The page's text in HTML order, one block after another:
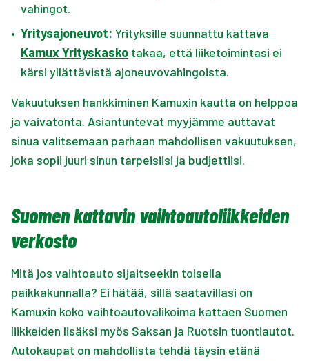
vahingot.
• Yritysajoneuvot: Yrityksille suunnattu kattava
Kamux Yrityskasko takaa, että liiketoimintasi ei
kärsi yllättävistä ajoneuvovahingoista.
Vakuutuksen hankkiminen Kamuxin kautta on helppoa
ja vaivatonta. Asiantuntevat myyjämme auttavat
sinua valitsemaan parhaan mahdollisen vakuutuksen,
joka sopii juuri sinun tarpeisiisi ja budjettiisi.
Suomen kattavin vaihtoautoliikkeiden
verkosto
Mitä jos vaihtoauto sijaitseekin toisella
paikkakunnalla? Ei hätää, sillä saatavillasi on
Kamuxin koko vaihtoautovalikoima kattaen Suomen
liikkeiden lisäksi myös Saksan ja Ruotsin tuontiautot.
Autokaupat on mahdollista tehdä täysin etänä